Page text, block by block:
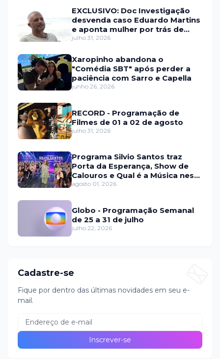
EXCLUSIVO: Doc Investigação
desvenda caso Eduardo Martins
e aponta mulher por trás de
fraude internacional
julho 31, 2026
Xaropinho abandona o
"Comédia SBT" após perder a
paciência com Sarro e Capella
junho 26, 2026
RECORD - Programação de
Filmes de 01 a 02 de agosto
julho 31, 2026
Programa Silvio Santos traz
Porta da Esperança, Show de
Calouros e Qual é a Música neste
domingo (2)
agosto 01, 2026
Globo - Programação Semanal
de 25 a 31 de julho
julho 22, 2026
Cadastre-se
Fique por dentro das últimas novidades em seu e-
mail.